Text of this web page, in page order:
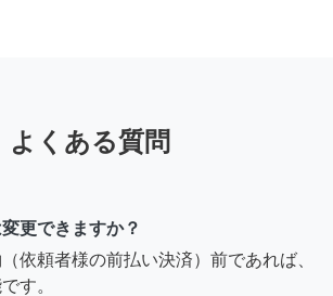
よくある質問
更できますか？
依頼者様の前払い決済）前であれば、
す。